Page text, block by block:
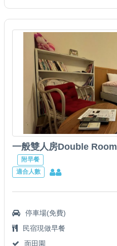
一般雙人房Double Room
附早餐
適合人數
停車場(免費)
民宿現做早餐
面田園